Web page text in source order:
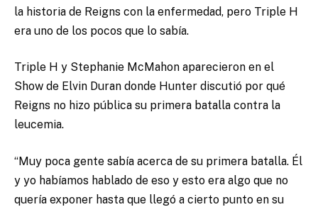
la historia de Reigns con la enfermedad, pero Triple H
era uno de los pocos que lo sabía.
Triple H y Stephanie McMahon aparecieron en el
Show de Elvin Duran donde Hunter discutió por qué
Reigns no hizo pública su primera batalla contra la
leucemia.
“Muy poca gente sabía acerca de su primera batalla. Él
y yo habíamos hablado de eso y esto era algo que no
quería exponer hasta que llegó a cierto punto en su